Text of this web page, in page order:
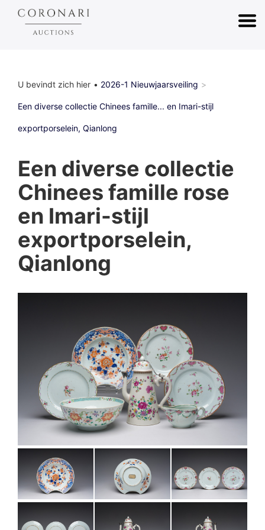
U bevindt zich hier 2026-1 Nieuwjaarsveiling
Een diverse collectie Chinees famille... en Imari-stijl
exportporselein, Qianlong
Een diverse collectie
Chinees famille rose
en Imari-stijl
exportporselein,
Qianlong